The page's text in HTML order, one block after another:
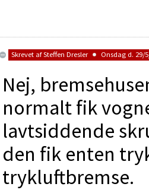
Skrevet afSteffen Dresler Onsdag d. 29/
Nej,
normalt fik
lavtsiddende
den fik enten
trykluftbremse.